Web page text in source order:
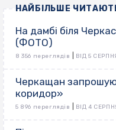
НАЙБІЛЬШЕ
На дамбі біля
(ФОТО)
8 356 переглядів ВІД 5
Черкащан
коридор»
5 896 переглядів ВІД 4